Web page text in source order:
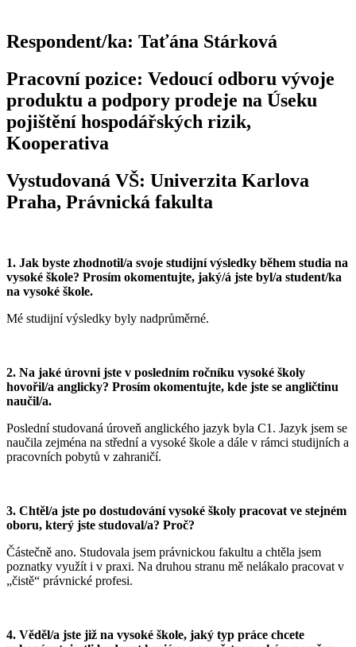
Respondent/ka: Taťána Stárková
Pracovní pozice: Vedoucí odboru vývoje
produktu a podpory prodeje na Úseku
pojištění hospodářských rizik,
Kooperativa
Vystudovaná VŠ: Univerzita Karlova
Praha, Právnická fakulta
1. Jak byste zhodnotil/a svoje studijní výsledky během studia na
vysoké škole? Prosím okomentujte, jaký/á jste byl/a student/ka
na vysoké škole.
Mé studijní výsledky byly nadprůměrné.
2. Na jaké úrovni jste v posledním ročníku vysoké školy
hovořil/a anglicky? Prosím okomentujte, kde jste se angličtinu
naučil/a.
Poslední studovaná úroveň anglického jazyk byla C1. Jazyk jsem se
naučila zejména na střední a vysoké škole a dále v rámci studijních a
pracovních pobytů v zahraničí.
3. Chtěl/a jste po dostudování vysoké školy pracovat ve stejném
oboru, který jste studoval/a? Proč?
Částečně ano. Studovala jsem právnickou fakultu a chtěla jsem
poznatky využít i v praxi. Na druhou stranu mě nelákalo pracovat v
„čistě“ právnické profesi.
4. Věděl/a jste již na vysoké škole, jaký typ práce chcete